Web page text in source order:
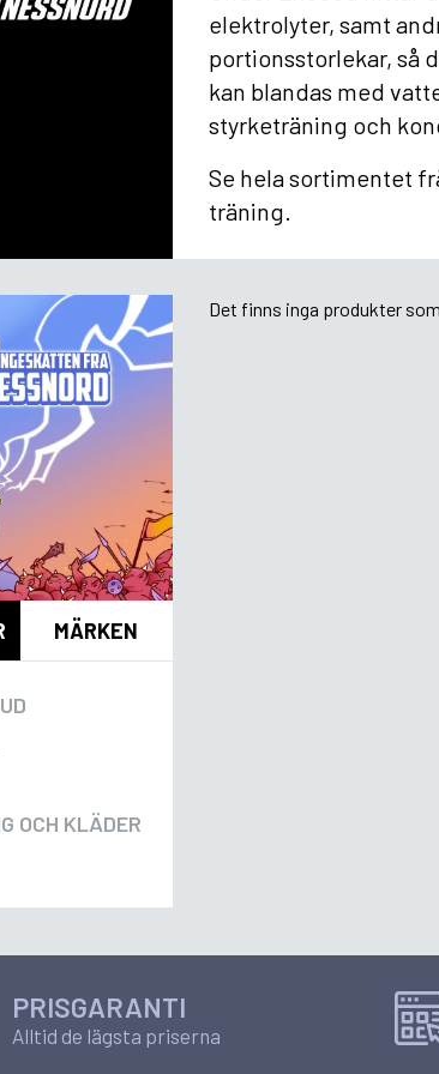
elektrolyter, samt
portionsstorlekar, så
kan blandas med
styrketräning och
Se hela sortimentet
träning.
MÄRKEN
OCH KLÄDER
Det finns inga produkter
PRISGARANTI
Alltid de lägsta priserna